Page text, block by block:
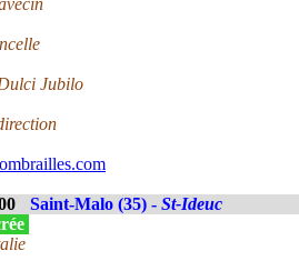
Jubilo
Saint-Malo (35) - St-Ideuc